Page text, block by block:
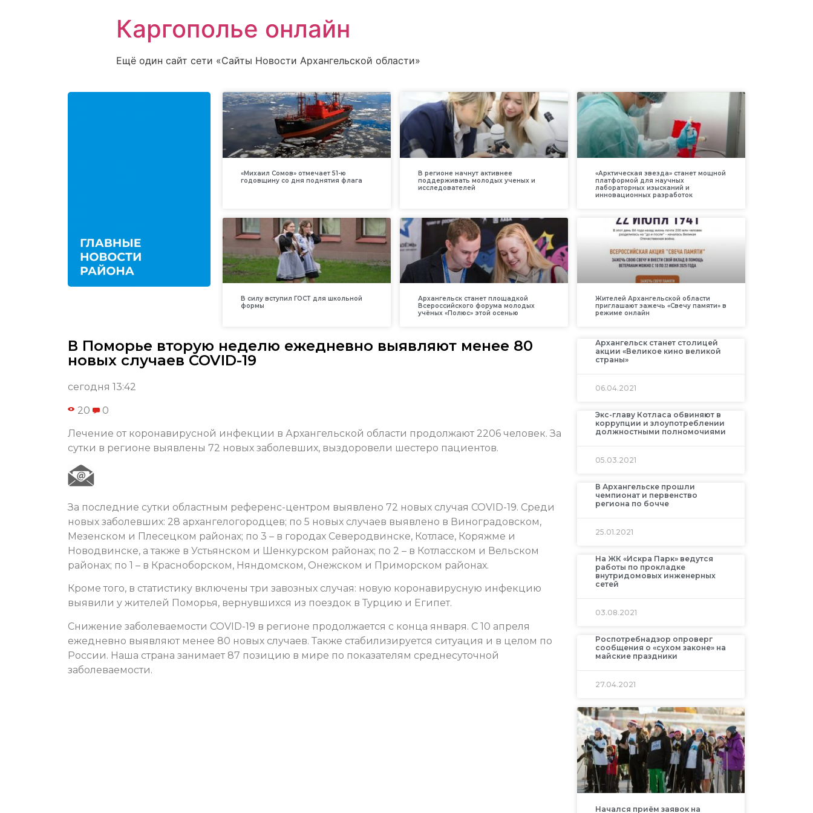
Каргополье онлайн
Ещё один сайт сети «Сайты Новости Архангельской области»
«Михаил Сомов» отмечает 51-ю
годовщину со дня поднятия флага
В регионе начнут активнее
поддерживать молодых ученых и
исследователей
«Арктическая звезда» станет мощной
платформой для научных
лабораторных изысканий и
инновационных разработок
В силу вступил ГОСТ для школьной
формы
Архангельск станет площадкой
Всероссийского форума молодых
учёных «Полюс» этой осенью
Жителей Архангельской области
приглашают зажечь «Свечу памяти» в
режиме онлайн
В Поморье вторую неделю ежедневно выявляют менее 80
новых случаев COVID-19
сегодня 13:42
20 0
Лечение от коронавирусной инфекции в Архангельской области продолжают 2206 человек. За
сутки в регионе выявлены 72 новых заболевших, выздоровели шестеро пациентов.
За последние сутки областным референс-центром выявлено 72 новых случая COVID-19. Среди
новых заболевших: 28 архангелогородцев; по 5 новых случаев выявлено в Виноградовском,
Мезенском и Плесецком районах; по 3 – в городах Северодвинске, Котласе, Коряжме и
Новодвинске, а также в Устьянском и Шенкурском районах; по 2 – в Котласском и Вельском
районах; по 1 – в Красноборском, Няндомском, Онежском и Приморском районах.
Кроме того, в статистику включены три завозных случая: новую коронавирусную инфекцию
выявили у жителей Поморья, вернувшихся из поездок в Турцию и Египет.
Снижение заболеваемости COVID-19 в регионе продолжается с конца января. С 10 апреля
ежедневно выявляют менее 80 новых случаев. Также стабилизируется ситуация и в целом по
России. Наша страна занимает 87 позицию в мире по показателям среднесуточной
заболеваемости.
Архангельск станет столицей
акции «Великое кино великой
страны»
06.04.2021
Экс-главу Котласа обвиняют в
коррупции и злоупотреблении
должностными полномочиями
05.03.2021
В Архангельске прошли
чемпионат и первенство
региона по бочче
25.01.2021
На ЖК «Искра Парк» ведутся
работы по прокладке
внутридомовых инженерных
сетей
03.08.2021
Роспотребнадзор опроверг
сообщения о «сухом законе» на
майские праздники
27.04.2021
Начался приём заявок на